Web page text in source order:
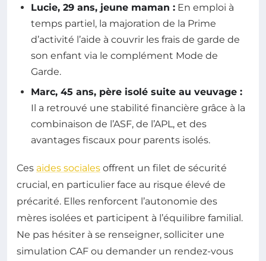
Lucie, 29 ans, jeune maman : En emploi à
temps partiel, la majoration de la Prime
d’activité l’aide à couvrir les frais de garde de
son enfant via le complément Mode de
Garde.
Marc, 45 ans, père isolé suite au veuvage :
Il a retrouvé une stabilité financière grâce à la
combinaison de l’ASF, de l’APL, et des
avantages fiscaux pour parents isolés.
Ces aides sociales offrent un filet de sécurité
crucial, en particulier face au risque élevé de
précarité. Elles renforcent l’autonomie des
mères isolées et participent à l’équilibre familial.
Ne pas hésiter à se renseigner, solliciter une
simulation CAF ou demander un rendez-vous